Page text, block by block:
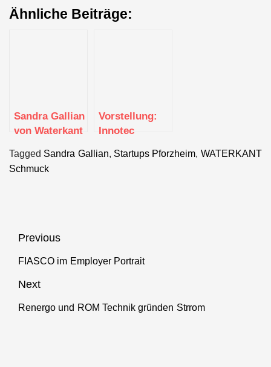
Ähnliche Beiträge:
Sandra Gallian
von Waterkant
Vorstellung:
Innotec
Zentrum für
Tagged Sandra Gallian, Startups Pforzheim, WATERKANT
Schmuck
Beitragsnavigation
Previous
Previous
FIASCO im Employer Portrait
Next
Next
Renergo und ROM Technik gründen Strrom